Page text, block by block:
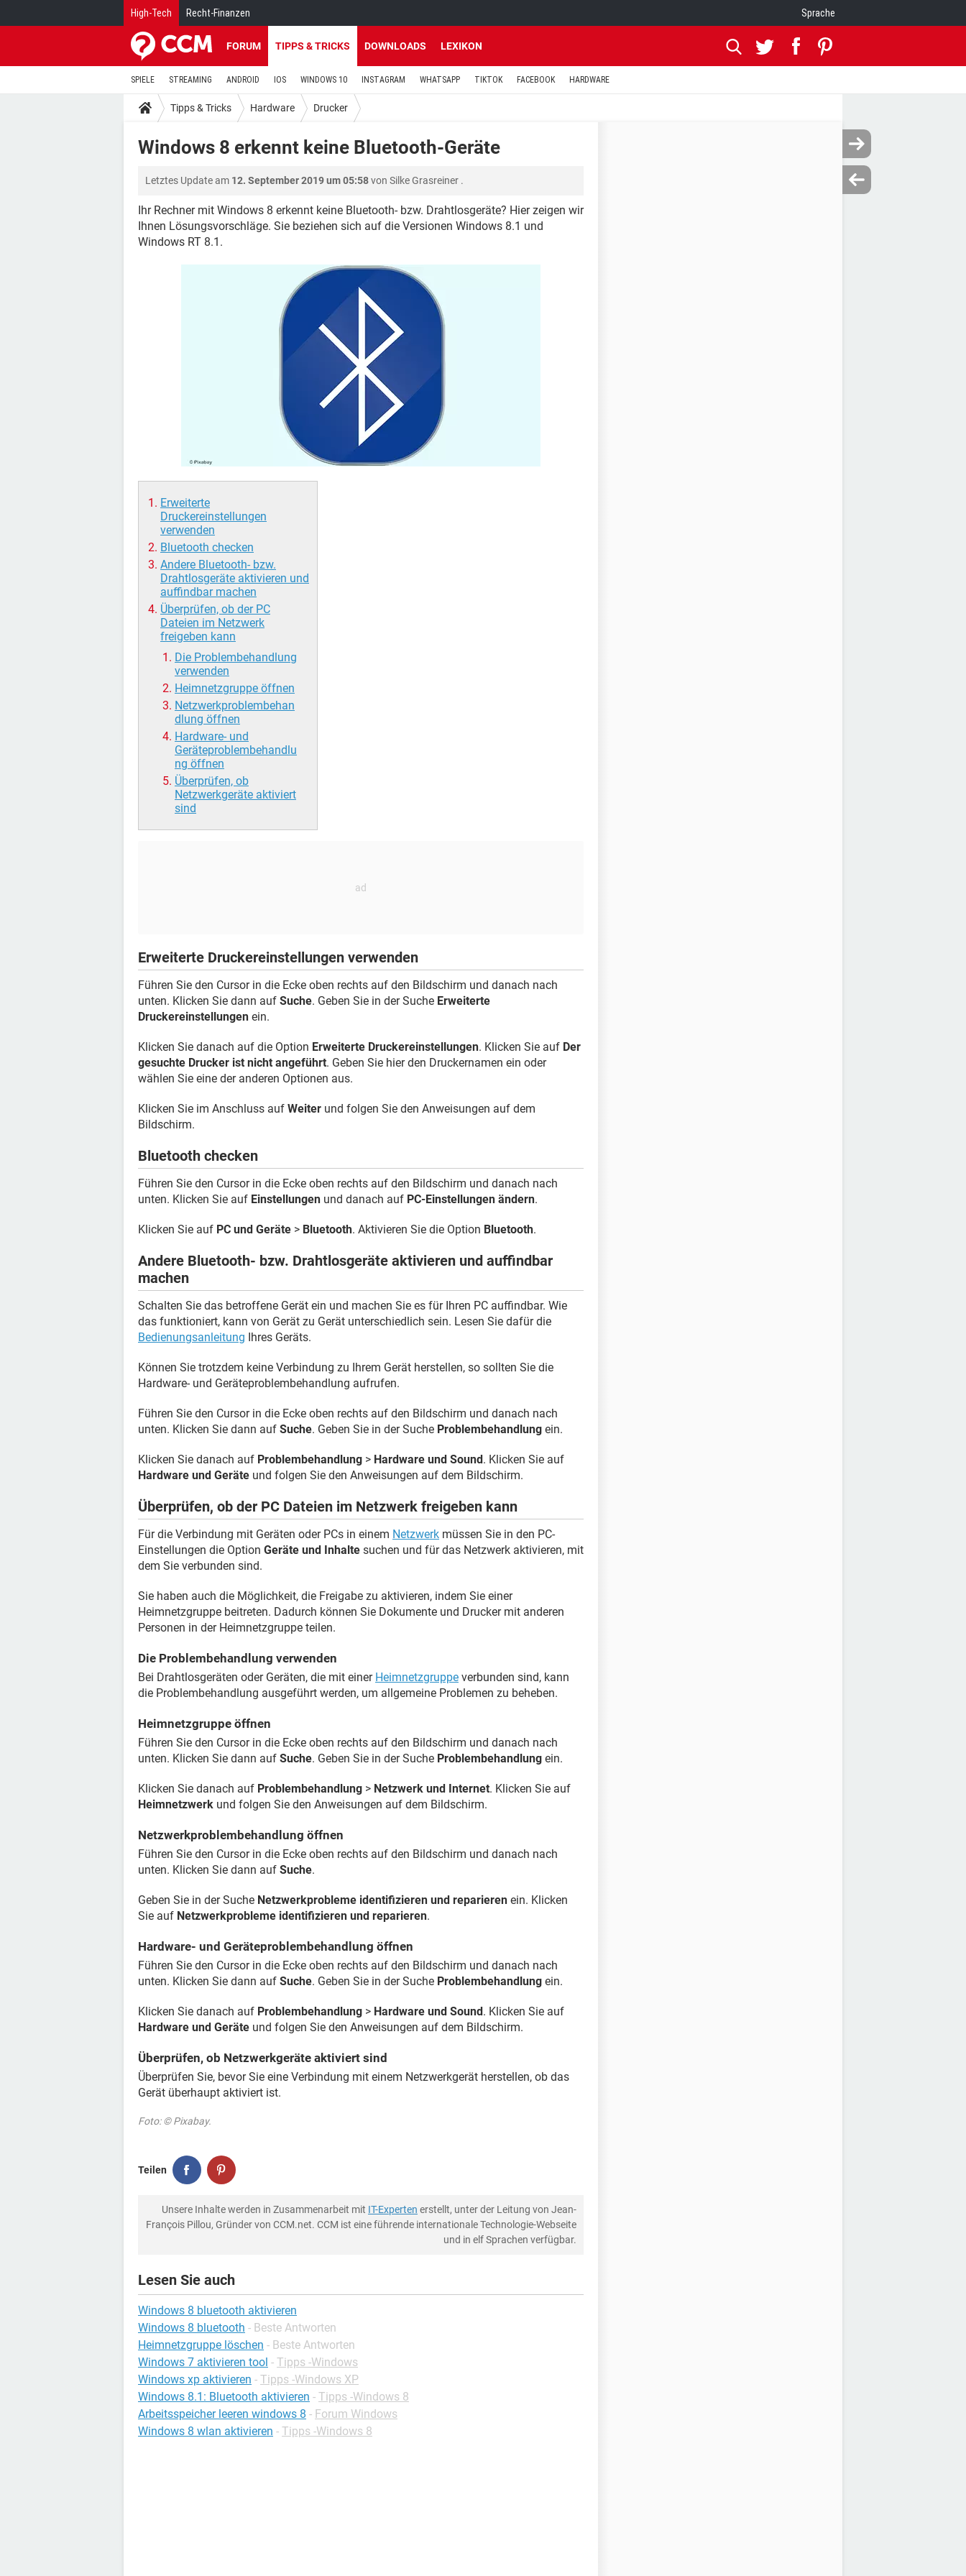
High-Tech Recht-Finanzen Sprache
FORUM TIPPS & TRICKS DOWNLOADS LEXIKON
SPIELE STREAMING ANDROID IOS WINDOWS 10 INSTAGRAM WHATSAPP TIKTOK FACEBOOK HARDWARE
Tipps & Tricks Hardware Drucker
Windows 8 erkennt keine Bluetooth-Geräte
Letztes Update am 12. September 2019 um 05:58von Silke Grasreiner .
Ihr Rechner mit Windows 8 erkennt keine Bluetooth- bzw. Drahtlosgeräte? Hier zeigen wir
Ihnen Lösungsvorschläge. Sie beziehen sich auf die Versionen Windows 8.1 und
Windows RT 8.1.
Erweiterte
Druckereinstellungen
verwenden
Bluetooth checken
Andere Bluetooth- bzw.
Drahtlosgeräte aktivieren und
auffindbar machen
Überprüfen, ob der PC
Dateien im Netzwerk
freigeben kann
Die Problembehandlung
verwenden
Heimnetzgruppe öffnen
Netzwerkproblembehan
dlung öffnen
Hardware- und
Geräteproblembehandlu
ng öffnen
Überprüfen, ob
Netzwerkgeräte aktiviert
sind
Erweiterte Druckereinstellungen verwenden
Führen Sie den Cursor in die Ecke oben rechts auf den Bildschirm und danach nach
unten. Klicken Sie dann auf Suche. Geben Sie in der Suche Erweiterte
Druckereinstellungen ein.
Klicken Sie danach auf die Option Erweiterte Druckereinstellungen. Klicken Sie auf Der
gesuchte Drucker ist nicht angeführt. Geben Sie hier den Druckernamen ein oder
wählen Sie eine der anderen Optionen aus.
Klicken Sie im Anschluss auf Weiter und folgen Sie den Anweisungen auf dem
Bildschirm.
Bluetooth checken
Führen Sie den Cursor in die Ecke oben rechts auf den Bildschirm und danach nach
unten. Klicken Sie auf Einstellungen und danach auf PC-Einstellungen ändern.
Klicken Sie auf PC und Geräte > Bluetooth. Aktivieren Sie die Option Bluetooth.
Andere Bluetooth- bzw. Drahtlosgeräte aktivieren und auffindbar
machen
Schalten Sie das betroffene Gerät ein und machen Sie es für Ihren PC auffindbar. Wie
das funktioniert, kann von Gerät zu Gerät unterschiedlich sein. Lesen Sie dafür die
Bedienungsanleitung Ihres Geräts.
Können Sie trotzdem keine Verbindung zu Ihrem Gerät herstellen, so sollten Sie die
Hardware- und Geräteproblembehandlung aufrufen.
Führen Sie den Cursor in die Ecke oben rechts auf den Bildschirm und danach nach
unten. Klicken Sie dann auf Suche. Geben Sie in der Suche Problembehandlung ein.
Klicken Sie danach auf Problembehandlung > Hardware und Sound. Klicken Sie auf
Hardware und Geräte und folgen Sie den Anweisungen auf dem Bildschirm.
Überprüfen, ob der PC Dateien im Netzwerk freigeben kann
Für die Verbindung mit Geräten oder PCs in einem Netzwerk müssen Sie in den PC-
Einstellungen die Option Geräte und Inhalte suchen und für das Netzwerk aktivieren, mit
dem Sie verbunden sind.
Sie haben auch die Möglichkeit, die Freigabe zu aktivieren, indem Sie einer
Heimnetzgruppe beitreten. Dadurch können Sie Dokumente und Drucker mit anderen
Personen in der Heimnetzgruppe teilen.
Die Problembehandlung verwenden
Bei Drahtlosgeräten oder Geräten, die mit einer Heimnetzgruppe verbunden sind, kann
die Problembehandlung ausgeführt werden, um allgemeine Problemen zu beheben.
Heimnetzgruppe öffnen
Führen Sie den Cursor in die Ecke oben rechts auf den Bildschirm und danach nach
unten. Klicken Sie dann auf Suche. Geben Sie in der Suche Problembehandlung ein.
Klicken Sie danach auf Problembehandlung > Netzwerk und Internet. Klicken Sie auf
Heimnetzwerk und folgen Sie den Anweisungen auf dem Bildschirm.
Netzwerkproblembehandlung öffnen
Führen Sie den Cursor in die Ecke oben rechts auf den Bildschirm und danach nach
unten. Klicken Sie dann auf Suche.
Geben Sie in der Suche Netzwerkprobleme identifizieren und reparieren ein. Klicken
Sie auf Netzwerkprobleme identifizieren und reparieren.
Hardware- und Geräteproblembehandlung öffnen
Führen Sie den Cursor in die Ecke oben rechts auf den Bildschirm und danach nach
unten. Klicken Sie dann auf Suche. Geben Sie in der Suche Problembehandlung ein.
Klicken Sie danach auf Problembehandlung > Hardware und Sound. Klicken Sie auf
Hardware und Geräte und folgen Sie den Anweisungen auf dem Bildschirm.
Überprüfen, ob Netzwerkgeräte aktiviert sind
Überprüfen Sie, bevor Sie eine Verbindung mit einem Netzwerkgerät herstellen, ob das
Gerät überhaupt aktiviert ist.
Foto: © Pixabay.
Teilen
Unsere Inhalte werden in Zusammenarbeit mit IT-Experten erstellt, unter der Leitung von Jean-
François Pillou, Gründer von CCM.net. CCM ist eine führende internationale Technologie-Webseite
und in elf Sprachen verfügbar.
Lesen Sie auch
Windows 8 bluetooth aktivieren
Windows 8 bluetooth - Beste Antworten
Heimnetzgruppe löschen - Beste Antworten
Windows 7 aktivieren tool - Tipps -Windows
Windows xp aktivieren - Tipps -Windows XP
Windows 8.1: Bluetooth aktivieren - Tipps -Windows 8
Arbeitsspeicher leeren windows 8 - Forum Windows
Windows 8 wlan aktivieren - Tipps -Windows 8